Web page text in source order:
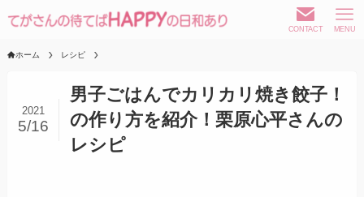
CONTACT MENU
ホーム レシピ
男子ごはんでカリカリ焼き餃子！
の作り方を紹介！栗原心平さんの
レシピ
2021
5/16